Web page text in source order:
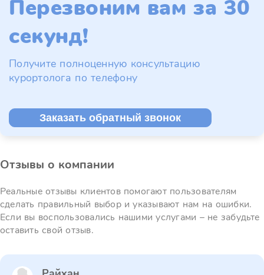
Перезвоним вам за 30
секунд!
Получите полноценную консультацию
курортолога по телефону
Заказать обратный звонок
Отзывы о компании
Реальные отзывы клиентов помогают пользователям
сделать правильный выбор и указывают нам на ошибки.
Если вы воспользовались нашими услугами – не забудьте
оставить свой отзыв.